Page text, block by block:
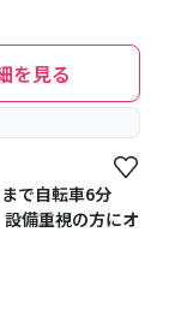
を見る
で自転車6分
備重視の方にオ